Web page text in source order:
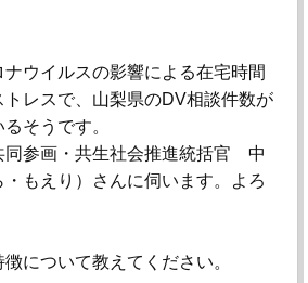
ウイルスの影響による在宅時間
レスで、山梨県のDV相談件数が
そうです。
同参画・共生社会推進統括官 中
もえり）さんに伺います。よろ
について教えてください。